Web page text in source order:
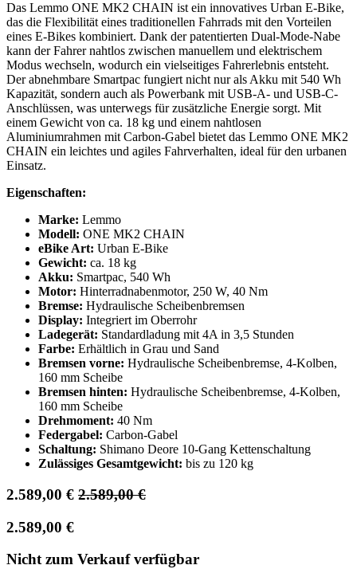
Das Lemmo ONE MK2 CHAIN ist ein innovatives Urban E-Bike,
das die Flexibilität eines traditionellen Fahrrads mit den Vorteilen
eines E-Bikes kombiniert. Dank der patentierten Dual-Mode-Nabe
kann der Fahrer nahtlos zwischen manuellem und elektrischem
Modus wechseln, wodurch ein vielseitiges Fahrerlebnis entsteht.
Der abnehmbare Smartpac fungiert nicht nur als Akku mit 540 Wh
Kapazität, sondern auch als Powerbank mit USB-A- und USB-C-
Anschlüssen, was unterwegs für zusätzliche Energie sorgt. Mit
einem Gewicht von ca. 18 kg und einem nahtlosen
Aluminiumrahmen mit Carbon-Gabel bietet das Lemmo ONE MK2
CHAIN ein leichtes und agiles Fahrverhalten, ideal für den urbanen
Einsatz.
Eigenschaften:
Marke: Lemmo
Modell: ONE MK2 CHAIN
eBike Art: Urban E-Bike
Gewicht: ca. 18 kg
Akku: Smartpac, 540 Wh
Motor: Hinterradnabenmotor, 250 W, 40 Nm
Bremse: Hydraulische Scheibenbremsen
Display: Integriert im Oberrohr
Ladegerät: Standardladung mit 4A in 3,5 Stunden
Farbe: Erhältlich in Grau und Sand
Bremsen vorne: Hydraulische Scheibenbremse, 4-Kolben,
160 mm Scheibe
Bremsen hinten: Hydraulische Scheibenbremse, 4-Kolben,
160 mm Scheibe
Drehmoment: 40 Nm
Federgabel: Carbon-Gabel
Schaltung: Shimano Deore 10-Gang Kettenschaltung
Zulässiges Gesamtgewicht: bis zu 120 kg
2.589,00 € 2.589,00€
2.589,00 €
Nicht zum Verkauf verfügbar